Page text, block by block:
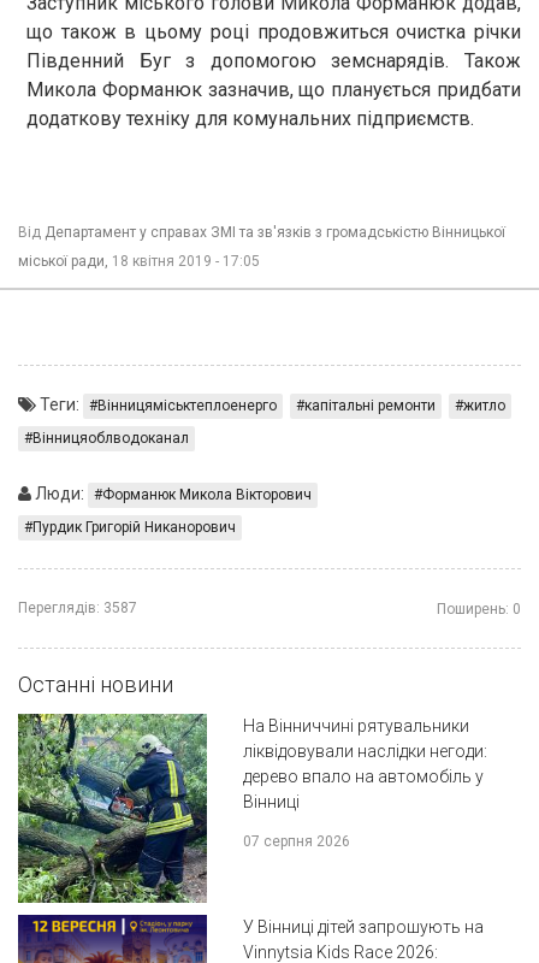
що також в цьому році продовжиться очистка річки
Південний Буг з допомогою земснарядів. Також
Микола Форманюк зазначив, що планується придбати
додаткову техніку для комунальних підприємств.
Від Департамент у справах ЗМІ та зв'язків з громадськістю Вінницької
міської ради, 18 квітня 2019 - 17:05
Теги: Вінницяміськтеплоенерго капітальні ремонти
житло
Вінницяоблводоканал
Люди:
Форманюк Микола Вікторович
Пурдик Григорій Никанорович
Переглядів: 3587 Поширень: 0
Останні новини
На Вінниччині рятувальники
ліквідовували наслідки негоди:
дерево впало на автомобіль у
Вінниці
07 серпня 2026
У Вінниці дітей запрошують на
Vinnytsia Kids Race 2026: